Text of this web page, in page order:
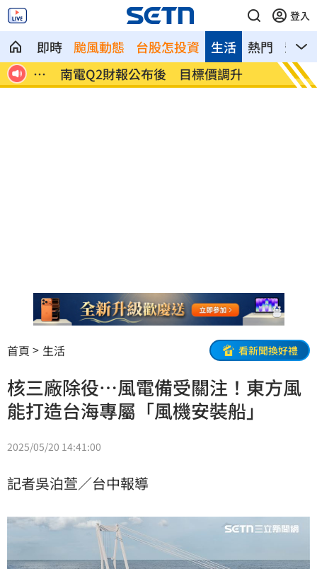
登入
即時 颱風動態 台股怎投資 熱門 影音
生活
特
南電Q2財報公布後 目標價調升 俄軍
首頁 生活 看新聞換好禮
核三廠除役…風電備受關注！東方風
能打造台海專屬「風機安裝船」
2025/05/20 14:41:00
記者吳泊萱／台中報導